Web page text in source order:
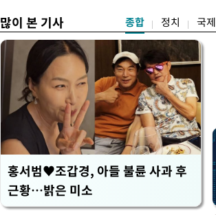
많이 본 기사 종합 정치 국제
홍서범♥조갑경, 아들 불륜 사과 후
근황…밝은 미소